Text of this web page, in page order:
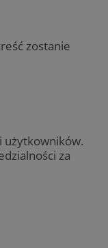
zostanie
użytkowników.
za